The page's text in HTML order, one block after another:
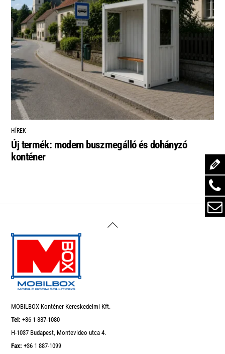
HÍREK
Új termék: modern buszmegálló és dohányzó
konténer
Back
MOBILBOX Konténer Kereskedelmi Kft.
Tel: +36 1 887-1080
H-1037 Budapest, Montevideo utca 4.
Fax: +36 1 887-1099